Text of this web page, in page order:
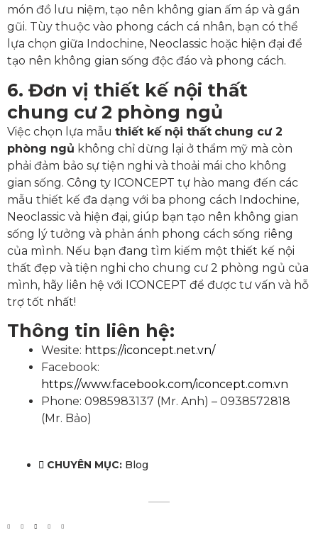
món đồ lưu niệm, tạo nên không gian ấm áp và gần
gũi. Tùy thuộc vào phong cách cá nhân, bạn có thể
lựa chọn giữa Indochine, Neoclassic hoặc hiện đại để
tạo nên không gian sống độc đáo và phong cách.
6. Đơn vị thiết kế nội thất
chung cư 2 phòng ngủ
Việc chọn lựa mẫu thiết kế nội thất chung cư 2
phòng ngủ không chỉ dừng lại ở thẩm mỹ mà còn
phải đảm bảo sự tiện nghi và thoải mái cho không
gian sống. Công ty ICONCEPT tự hào mang đến các
mẫu thiết kế đa dạng với ba phong cách Indochine,
Neoclassic và hiện đại, giúp bạn tạo nên không gian
sống lý tưởng và phản ánh phong cách sống riêng
của mình. Nếu bạn đang tìm kiếm một thiết kế nội
thất đẹp và tiện nghi cho chung cư 2 phòng ngủ của
mình, hãy liên hệ với ICONCEPT để được tư vấn và hỗ
trợ tốt nhất!
Thông tin liên hệ:
Wesite: https://iconcept.net.vn/
Facebook:
https://www.facebook.com/iconcept.com.vn
Phone: 0985983137 (Mr. Anh) – 0938572818
(Mr. Bảo)
CHUYÊN MỤC: Blog